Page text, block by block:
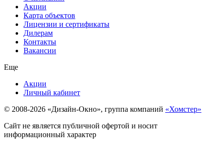
Акции
Карта объектов
Лицензии и сертификаты
Дилерам
Контакты
Вакансии
Еще
Акции
Личный кабинет
© 2008-2026 «Дизайн-Окно», группа компаний «Хомстер»
Сайт не является публичной офертой и носит
информационный характер